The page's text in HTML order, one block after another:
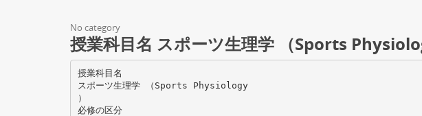
No category
授業科目名 スポーツ生理学 （Sports
授業科目名
スポーツ生理学 （Sports Physiology
）
必修の区分